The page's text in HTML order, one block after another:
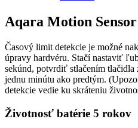
Aqara Motion Sensor
Časový limit detekcie je možné
úpravy hardvéru. Stačí nastaviť
sekúnd, potvrdiť stlačením tlačidla
jednu minútu ako predtým.
detekcie vedie ku skráteniu
Životnosť batérie 5 rokov